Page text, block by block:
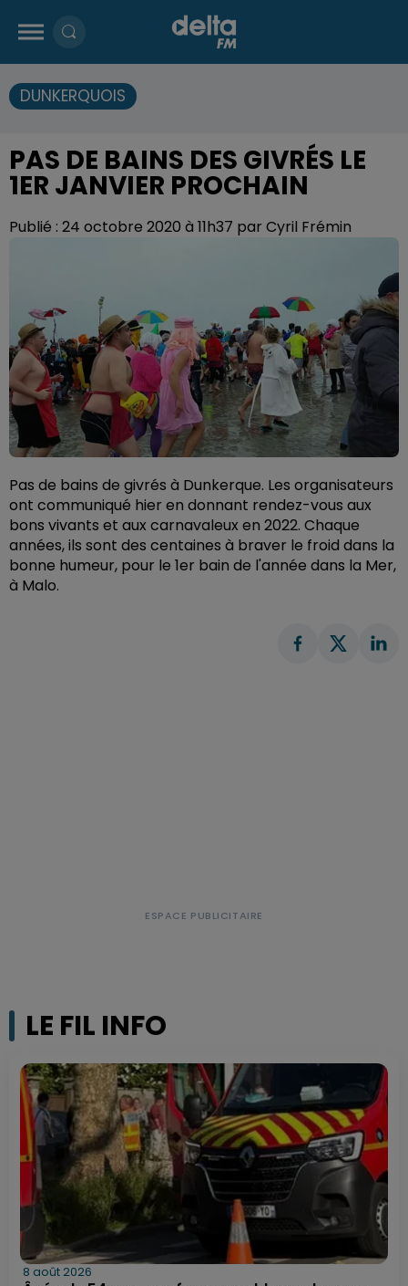
DUNKERQUOIS
PAS DE BAINS DES GIVRÉS LE
1ER JANVIER PROCHAIN
Publié : 24 octobre 2020 à 11h37 par Cyril Frémin
Pas de bains de givrés à Dunkerque. Les organisateurs
ont communiqué hier en donnant rendez-vous aux
bons vivants et aux carnavaleux en 2022. Chaque
années, ils sont des centaines à braver le froid dans la
bonne humeur, pour le 1er bain de l'année dans la Mer,
à Malo.
LE FIL INFO
8 août 2026